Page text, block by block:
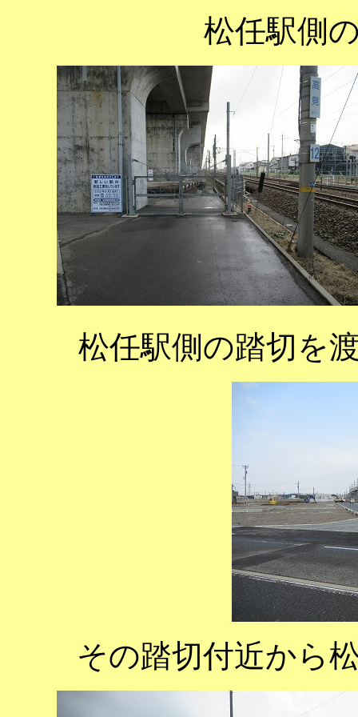
松任駅側
松任駅側の踏切を
その踏切付近から